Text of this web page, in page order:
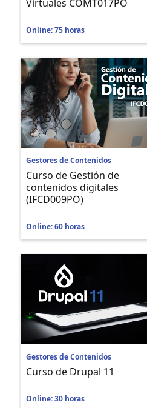
Virtuales COMT017PO
Online: 75 horas
Gestores de Contenidos
Curso de Gestión de
contenidos digitales
(IFCD009PO)
Online: 60 horas
Gestores de Contenidos
Curso de Drupal 11
Online: 30 horas